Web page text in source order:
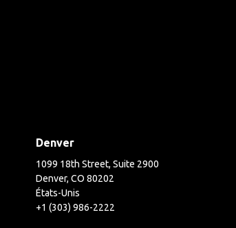
Denver
1099 18th Street, Suite 2900
Denver, CO 80202
États-Unis
+1 (303) 986-2222